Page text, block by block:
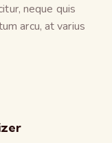
neque quis
arcu, at varius